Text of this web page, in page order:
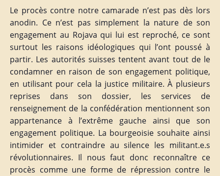
Le procès contre notre camarade n’est pas dès lors
anodin. Ce n’est pas simplement la nature de son
engagement au Rojava qui lui est reproché, ce sont
surtout les raisons idéologiques qui l’ont poussé à
partir. Les autorités suisses tentent avant tout de le
condamner en raison de son engagement politique,
en utilisant pour cela la justice militaire. À plusieurs
reprises dans son dossier, les services de
renseignement de la confédération mentionnent son
appartenance à l’extrême gauche ainsi que son
engagement politique. La bourgeoisie souhaite ainsi
intimider et contraindre au silence les militant.e.s
révolutionnaires. Il nous faut donc reconnaître ce
procès comme une forme de répression contre le